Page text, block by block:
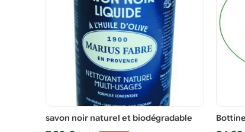
savon noir naturel et biodégradable